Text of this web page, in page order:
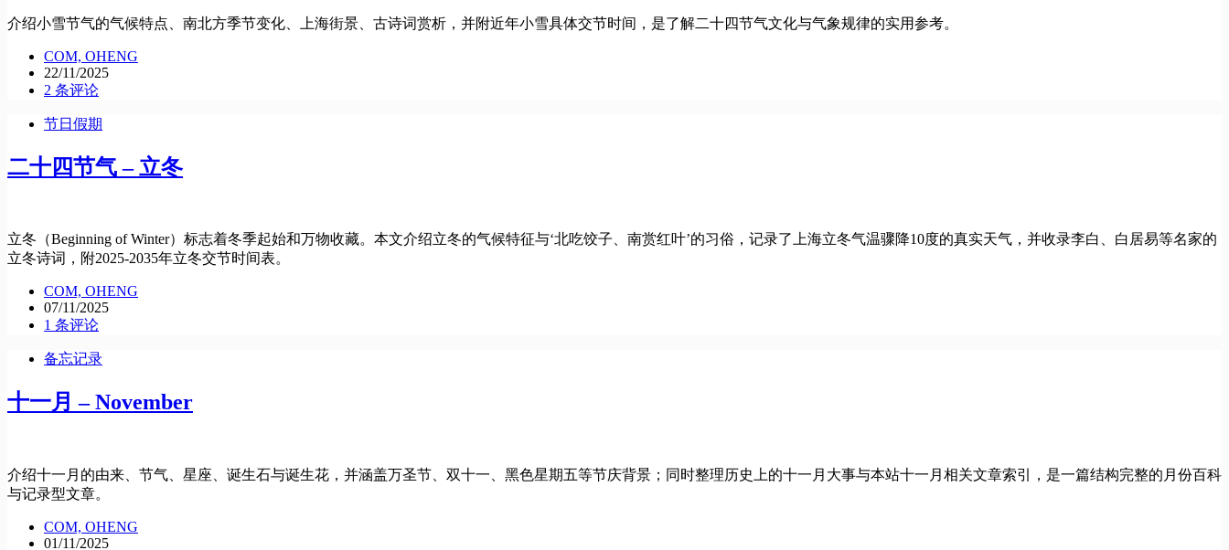
介绍小雪节气的气候特点、南北方季节变化、上海街景、古诗词赏析，并附近年小雪具体交节时间，是了解二十四节气文化与气象规律的实用参考。
COM, OHENG
22/11/2025
2 条评论
节日假期
二十四节气 – 立冬
立冬（Beginning of Winter）标志着冬季起始和万物收藏。本文介绍立冬的气候特征与‘北吃饺子、南赏红叶’的习俗，记录了上海立冬气温骤降10度的真实天气，并收录李白、白居易等名家的
立冬诗词，附2025-2035年立冬交节时间表。
COM, OHENG
07/11/2025
1 条评论
备忘记录
十一月 – November
介绍十一月的由来、节气、星座、诞生石与诞生花，并涵盖万圣节、双十一、黑色星期五等节庆背景；同时整理历史上的十一月大事与本站十一月相关文章索引，是一篇结构完整的月份百科
与记录型文章。
COM, OHENG
01/11/2025